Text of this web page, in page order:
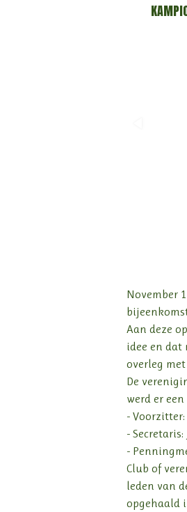
Het
November
Aan deze
idee en dat
overleg
De
werd er
- Voorzitter:
- Secretaris:
-
Club of
leden van
opgehaald